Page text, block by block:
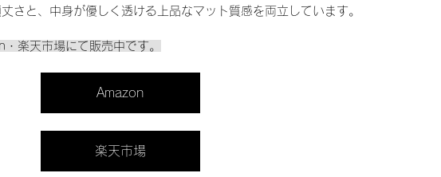
さと、中身が優しく透ける上品なマット質感を両立しています。
楽天市場にて販売中です。
Amazon
楽天市場